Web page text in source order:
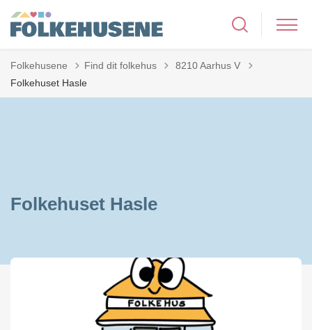
Folkehusene Find dit folkehus Tilbage til
8210 Aarhus V
Folkehuset Hasle
Folkehuset Hasle